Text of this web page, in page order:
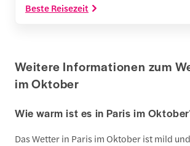
Beste Reisezeit
Weitere Informationen zum
im Oktober
Wie warm ist es in Paris im
Das Wetter in Paris im Oktober ist mild